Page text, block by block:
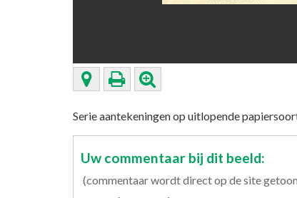
Serie aantekeningen op uitlopende
Uw commentaar bij dit beeld:
(commentaar wordt direct op de site